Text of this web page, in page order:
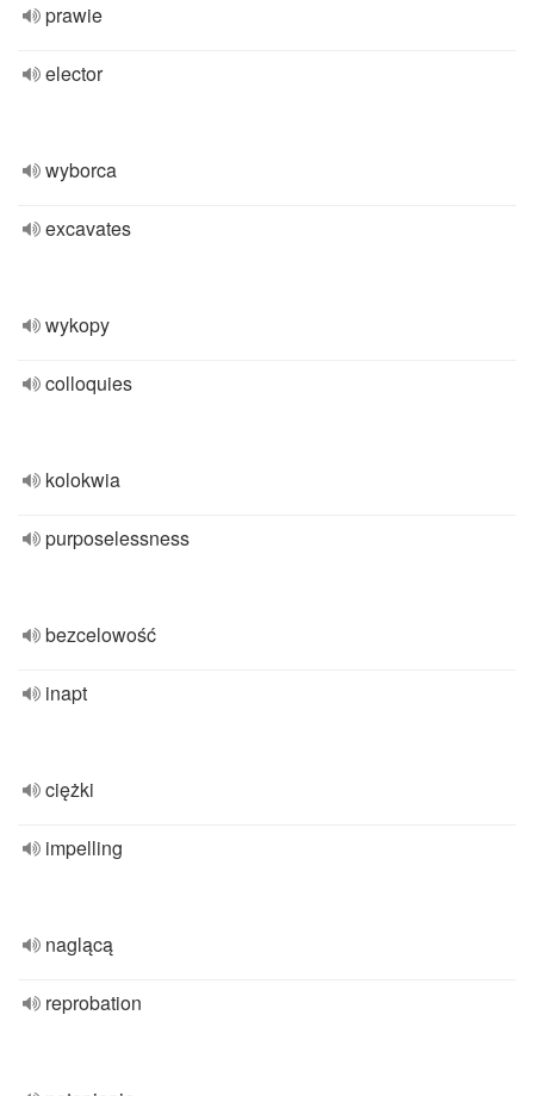
prawie
elector
wyborca
excavates
wykopy
colloquies
kolokwia
purposelessness
bezcelowość
inapt
ciężki
impelling
naglącą
reprobation